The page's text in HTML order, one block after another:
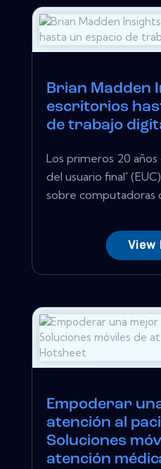
Brian Madden
escritorios
de trabajo
Los primeros 20
del usuario final'
sobre computadoras
View
Empoderar
atención al
Soluciones
atención